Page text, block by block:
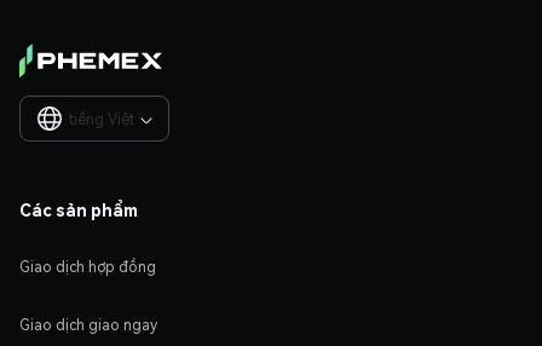
tiếng Việt 
Các sản phẩm
Giao dịch hợp đồng
Giao dịch giao ngay